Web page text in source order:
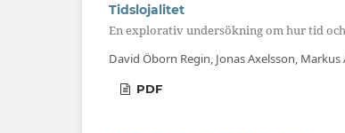
Tidslojalitet
En explorativ undersökning om hur tid
David Öborn Regin, Jonas Axelsson, Markus
PDF